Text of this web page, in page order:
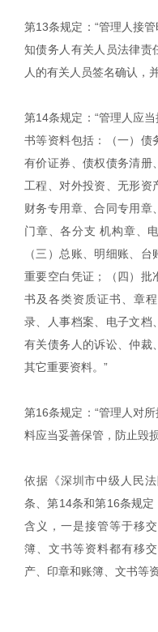
第13条规定：“管理人接
知债务人有关人员法律责
人的有关人员签名确认，
第14条规定：“管理人应
书等资料包括：（一）债
有价证券、债权债务清册
工程、对外投资、无形资
财务专用章、合同专用章
门章、各分支 机构章、
（三）总账、明细账、
重要空白凭证；（四）批
书及各类资质证书、章
录、人事档案、电子文档
有关债务人的诉讼、仲裁
其它重要资料。”
第16条规定：“管理人对
料应当妥善保管，防止毁
依据《深圳市中级人民
条、第14条和第16条规
含义，一是接管等于移
簿、文书等资料都有移
产、印章和账簿、文书等